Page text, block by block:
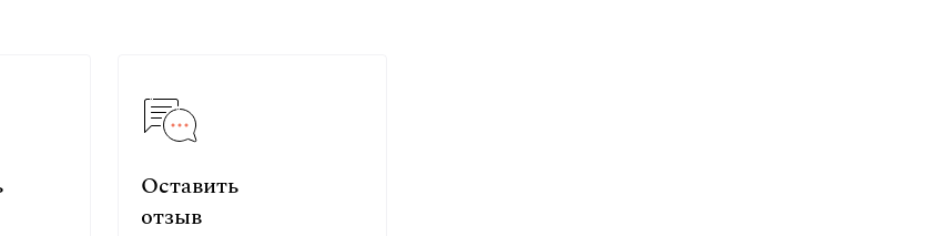
Оставить
отзыв